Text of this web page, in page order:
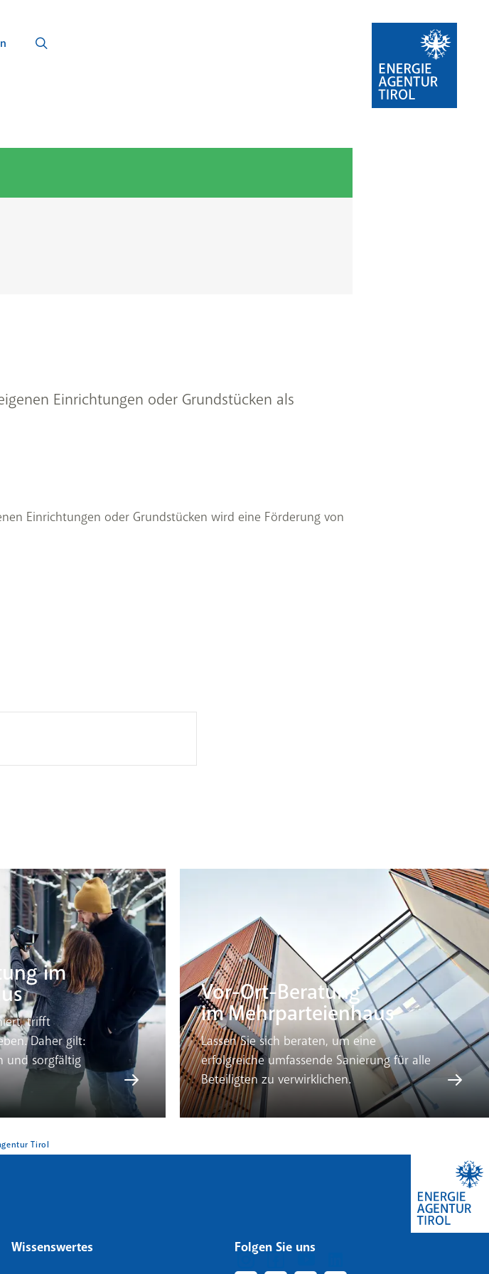
Einrichtungen oder Grundstücken als
Einrichtungen oder Grundstücken wird eine Förderung von
im
trifft
Daher gilt:
und sorgfältig
Vor-Ort-Beratung
im Mehrparteienhaus
Lassen Sie sich beraten, um eine
erfolgreiche umfassende Sanierung für alle
Beteiligten zu verwirklichen.
Tirol
Wissenswertes Folgen Sie uns